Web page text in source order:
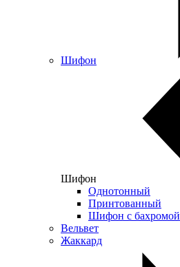
Шифон
Шифон
Однотонный
Принтованный
Шифон с бахромой
Вельвет
Жаккард